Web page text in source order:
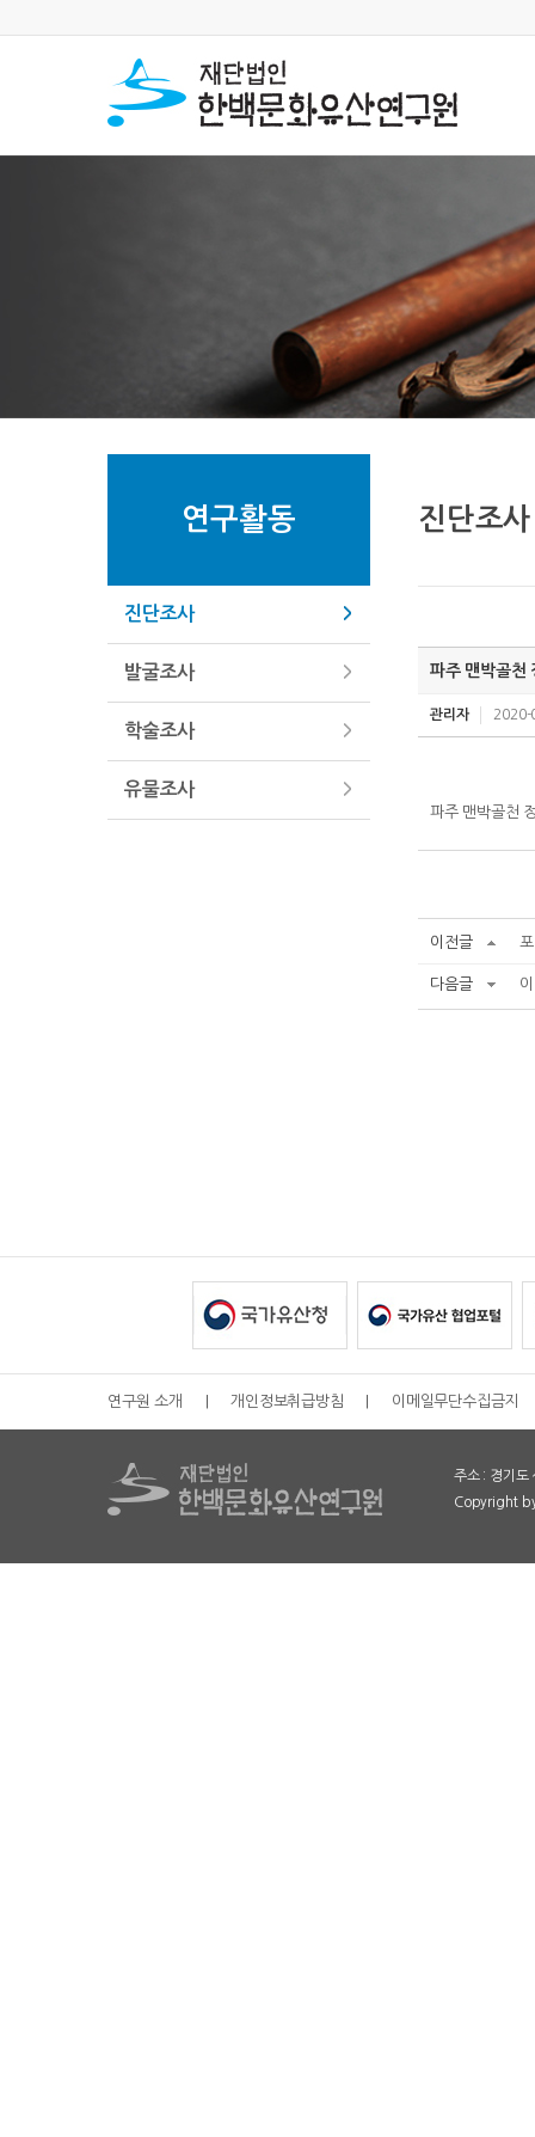
연구활동
진단조사
발굴조사
학술조사
유물조사
진단조사
파주 맨박골천
관리자 2020-
파주 맨박골천
이전글
다음글
연구원 소개 개인정보취급방침 이메일무단수집금지
주소 : 경기
Copyright